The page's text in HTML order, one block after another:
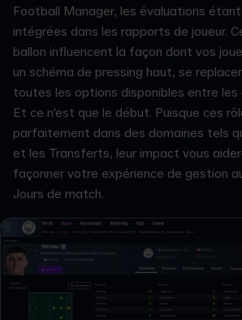
Football Manager, les évaluations
intégrées dans les rapports de joueur.
ballon influencent la façon dont vos
un schéma de pressing haut, se
toutes les options disponibles entre les
Et ce n'est que le début. Puisque ces
parfaitement dans des domaines tels
et les Transferts, leur impact vous
façonner votre expérience de gestion
Jours de match.